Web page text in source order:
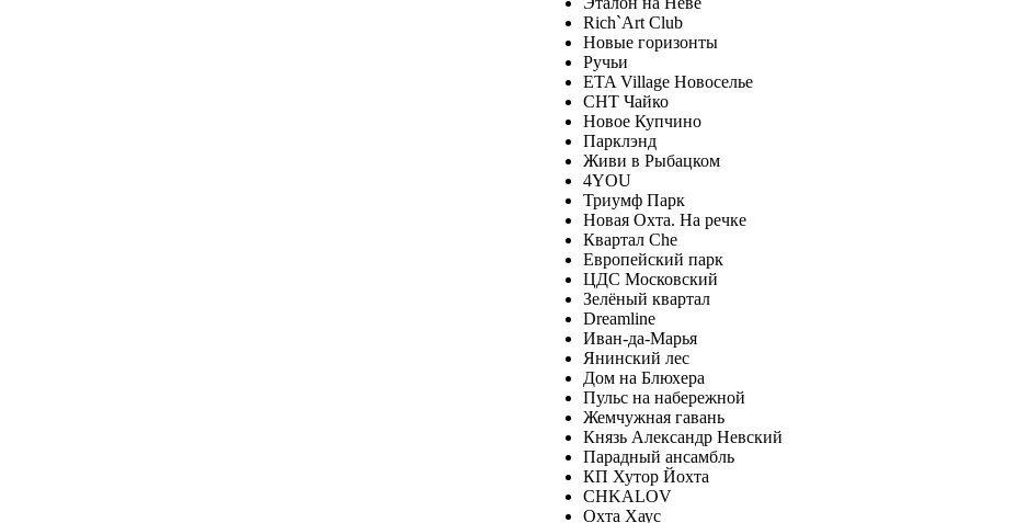
Rich`Art Club
Новые горизонты
Ручьи
ETA Village Новоселье
СНТ Чайко
Новое Купчино
Парклэнд
Живи в Рыбацком
4YOU
Триумф Парк
Новая Охта. На речке
Квартал Che
Европейский парк
ЦДС Московский
Зелёный квартал
Dreamline
Иван-да-Марья
Янинский лес
Дом на Блюхера
Пульс на набережной
Жемчужная гавань
Князь Александр Невский
Парадный ансамбль
КП Хутор Йохта
CHKALOV
Охта Хаус